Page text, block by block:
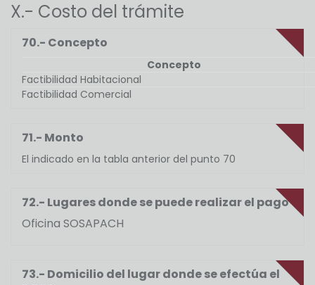
X.- Costo del trámite
70.- Concepto
Concepto
Factibilidad Habitacional
Factibilidad Comercial
71.- Monto
El indicado en la tabla anterior del punto 70
72.- Lugares donde se puede realizar el pago
Oficina SOSAPACH
73.- Domicilio del lugar donde se efectúa el